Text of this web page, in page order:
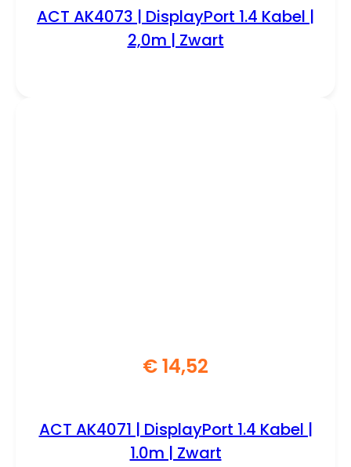
ACT AK4073 | DisplayPort 1.4 Kabel |
2,0m | Zwart
€14,52
ACT AK4071 | DisplayPort 1.4 Kabel |
1.0m | Zwart